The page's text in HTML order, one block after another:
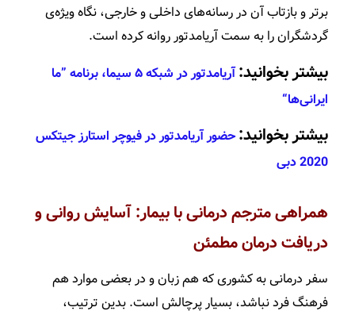
برتر و بازتاب آن در رسانه‌های داخلی و خارجی، نگاه ویژه‌ی
گردشگران را به سمت آریامدتور روانه کرده است.
بیشتر بخوانید:
آریامدتور در شبکه ۵ سیما، برنامه ”ما
ایرانی‌ها“
بیشتر بخوانید: حضور آریامدتور در فیوچر استارز جیتکس
2020 دبی
همراهی مترجم درمانی با بیمار: آسایش روانی و
دریافت درمان مطمئن
سفر درمانی به کشوری که هم زبان و در بعضی موارد هم
فرهنگ فرد نباشد، بسیار پرچالش است. بدین ترتیب،